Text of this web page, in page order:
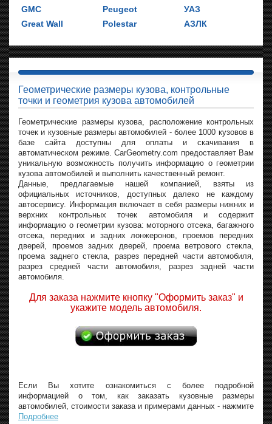
GMC
Great Wall
Peugeot
Polestar
УАЗ
АЗЛК
Геометрические размеры кузова, контрольные
точки и геометрия кузова автомобилей
Геометрические размеры кузова, расположение контрольных
точек и кузовные размеры автомобилей - более 1000 кузовов в
базе сайта доступны для оплаты и скачивания в
автоматическом режиме. CarGeometry.com предоставляет Вам
уникальную возможность получить информацию о геометрии
кузова автомобилей и выполнить качественный ремонт.
Данные, предлагаемые нашей компанией, взяты из
официальных источников, доступных далеко не каждому
автосервису. Информация включает в себя размеры нижних и
верхних контрольных точек автомобиля и содержит
информацию о геометрии кузова: моторного отсека, багажного
отсека, передних и задних лонжеронов, проемов передних
дверей, проемов задних дверей, проема ветрового стекла,
проема заднего стекла, разрез передней части автомобиля,
разрез средней части автомобиля, разрез задней части
автомобиля.
Для заказа нажмите кнопку "Оформить заказ" и
укажите модель автомобиля.
Если Вы хотите ознакомиться с более подробной
информацией о том, как заказать кузовные размеры
автомобилей, стоимости заказа и примерами данных - нажмите
Подробнее